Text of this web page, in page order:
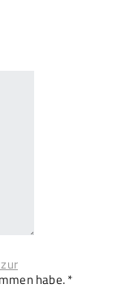
habe. *